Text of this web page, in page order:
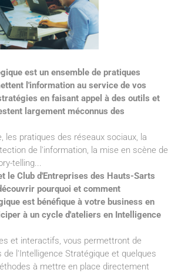
est un ensemble de pratiques
l'information au service de vos
en faisant appel à des outils et
largement méconnus des
les pratiques des réseaux sociaux, la
de l'information, la mise en scène de
telling...
le Club d'Entreprises des Hauts-Sarts
pourquoi et comment
est bénéfique à votre business en
à un cycle d'ateliers en Intelligence
et interactifs, vous permettront de
de l'Intelligence Stratégique et quelques
à mettre en place directement